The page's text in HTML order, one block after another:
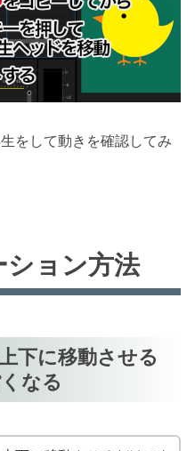
をして動きを確認してみ
ョン方法
下に移動させる
なる